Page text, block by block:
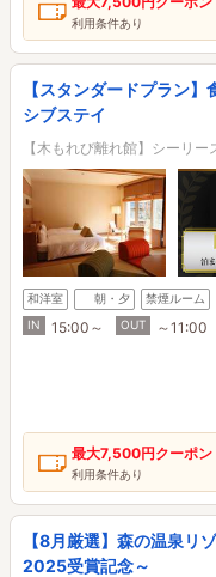
利用条件あり
【スタンダードプラン
シブステイ
【木もれび離れ館】シーリ
和洋室 朝・夕
禁煙ルーム
IN
15:00～ OUT ～11:00
最大7,500円クーポン
利用条件あり
【8月厳選】森の温泉リ
2025受賞記念～